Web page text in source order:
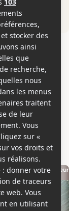
Showbizz.net
Réalisateur